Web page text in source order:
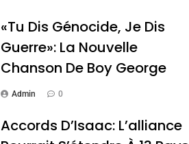
«Tu Dis Génocide, Je Dis
Guerre»: La Nouvelle
Chanson De Boy George
Admin 0
Accords D’Isaac: L’alliance